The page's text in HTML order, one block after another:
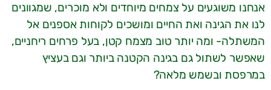
אנחנו משוגעים על צמחים מיוחדים ולא מוכרים, שמגוונים
לנו את הגינה ואת החיים ומושכים לקוחות אספנים אל
המשתלה- ומה יותר טוב מצמח קטן, בעל פרחים ריחניים,
שאפשר לשתול גם בגינה הקטנה ביותר וגם בעציץ
במרפסת ובשמש מלאה?